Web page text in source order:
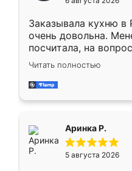
мебели буду
Заказывала кухню в
очень довольна.
посчитала, на
Замерщик приехал в
делу со всей
за день, ребята
Читать полностью
Аринка Р.
5 августа 2026